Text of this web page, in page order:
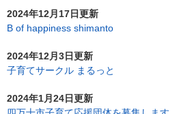
2024年12月17日更新
B of happiness shimanto
2024年12月3日更新
子育てサークル まるっと
2024年1月24日更新